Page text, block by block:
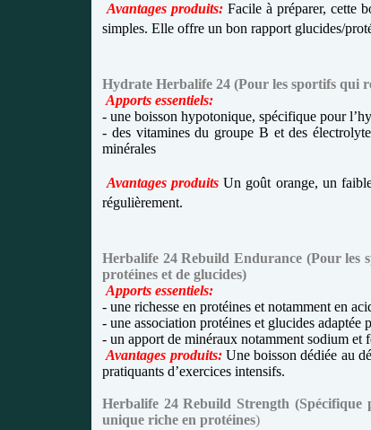
Avantages produits: Facile à préparer, cette
simples. Elle offre un bon rapport glucides/
Hydrate Herbalife 24 (Pour les sportifs qui
Apports essentiels:
- une boisson hypotonique, spécifique pour
- des vitamines du groupe B et des
minérales
Avantages produits Un goût orange, un
régulièrement.
Herbalife 24 Rebuild Endurance (Pour les
protéines et de glucides)
Apports essentiels:
- une richesse en protéines et notamment en
- une association protéines et glucides
- un apport de minéraux notamment sodium et
Avantages produits: Une boisson dédiée au
pratiquants d’exercices intensifs.
Herbalife 24 Rebuild Strength (Spécifique
unique riche en protéines)